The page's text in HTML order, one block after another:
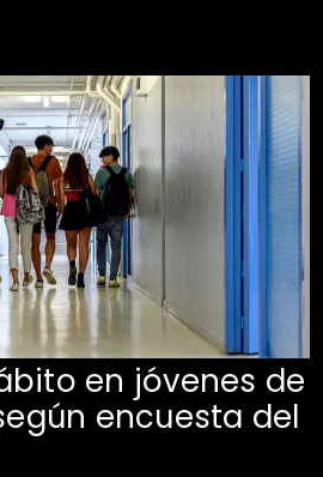
en jóvenes de
encuesta del